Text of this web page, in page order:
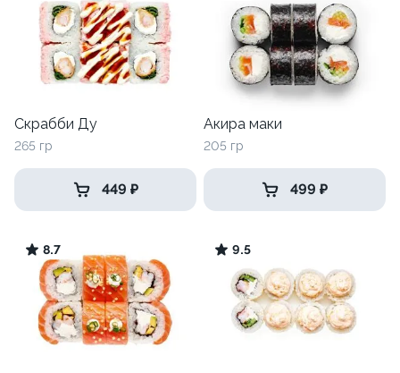
Скрабби Ду
265 гр
449 ₽
Акира маки
205 гр
499 ₽
8.7 9.5